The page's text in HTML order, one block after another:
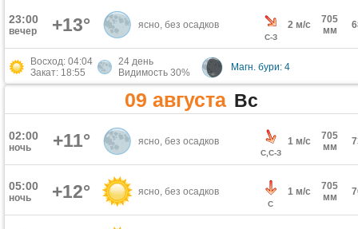
23:00
вечер +13° ясно, без осадков
С-З
2 м/с
705
мм
Восход: 04:04
Закат: 18:55
24 день
Видимость 30%
Магн. бури: 4
09 августа Вс
02:00
ночь +11° ясно, без осадков
С,С-З
1 м/с
705
мм
05:00
ночь +12° ясно, без осадков
С
1 м/с
705
мм